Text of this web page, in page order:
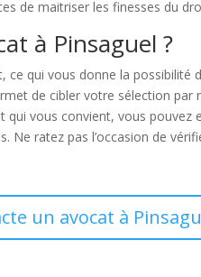
de maitriser les finesses du
à Pinsaguel ?
qui vous donne la
de cibler votre sélection par
qui vous convient, vous
ratez pas l’occasion de
un avocat à